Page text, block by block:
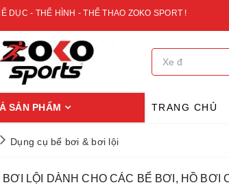
DỤC - THỂ HÌNH - THỂ THAO ZOKO SPORT !
SẢN PHẨM TRANG CHỦ
Dụng cụ bể bơi & bơi lội
BƠI LỘI DÀNH CHO CÁC BỂ BƠI, HỒ BƠI